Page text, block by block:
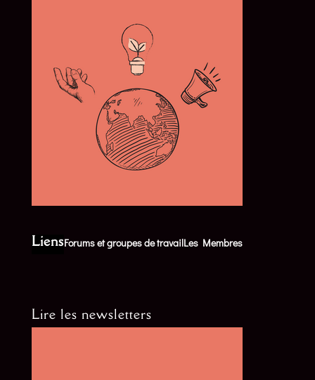
LiensForums et groupes de travailLes Membres
Lire les newsletters